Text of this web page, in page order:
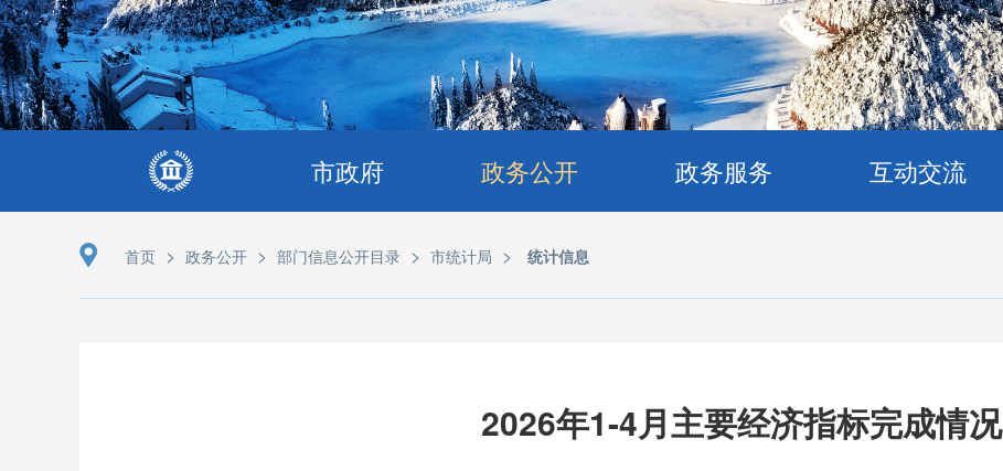
市政府 政务公开 政务服务 互动交流
首页 > 政务公开 > 部门信息公开目录 > 市统计局 > 统计信息
2026年1-4月主要经济指标完成情况